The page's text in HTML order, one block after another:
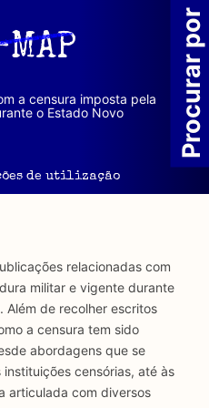
a censura imposta pela
o Estado Novo
de utilização
relacionadas com
militar e vigente durante
Além de recolher escritos
a censura tem sido
abordagens que se
censórias, até às
articulada com diversos
Procurar por